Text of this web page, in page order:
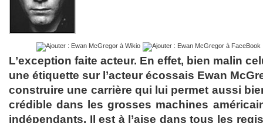
L’exception faite acteur. En effet, bien malin
une étiquette sur l’acteur écossais Ewan
construire une carrière qui lui permet aussi
crédible dans les grosses machines
indépendants. Il est à l’aise dans tous les